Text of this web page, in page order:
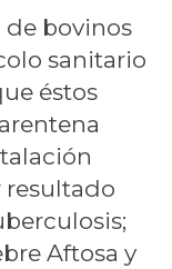
de bovinos
sanitario
éstos
resultado
Aftosa y